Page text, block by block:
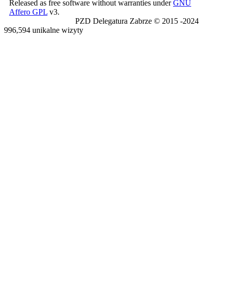
Released as free software without warranties underGNU
Affero GPL v3.
PZD Delegatura Zabrze © 2015 -2024
996,594 unikalne wizyty